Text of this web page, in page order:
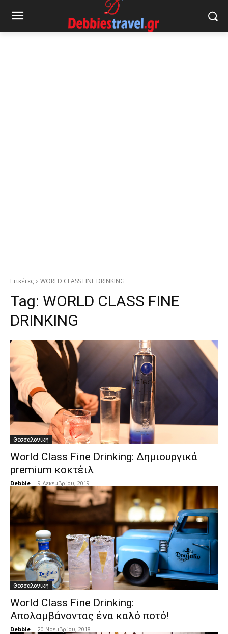
Ετικέτες WORLD CLASS FINE DRINKING
Tag: WORLD CLASS FINE
DRINKING
Θεσσαλονίκη
World Class Fine Drinking: Δημιουργικά
premium κοκτέιλ
Debbie - 9 Δεκεμβρίου, 2019
Θεσσαλονίκη
World Class Fine Drinking:
Απολαμβάνοντας ένα καλό ποτό!
Debbie - 20 Νοεμβρίου, 2018